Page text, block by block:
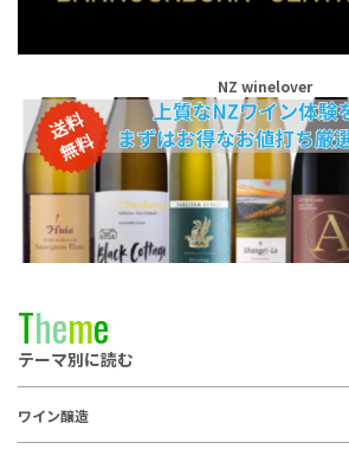
NZ winelover
Theme
テーマ別に読む
ワイン醸造